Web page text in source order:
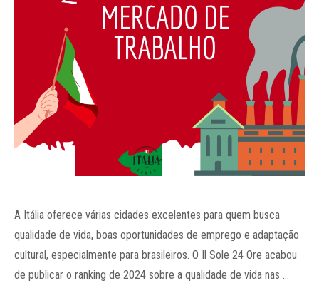
A Itália oferece várias cidades excelentes para quem busca
qualidade de vida, boas oportunidades de emprego e adaptação
cultural, especialmente para brasileiros. O Il Sole 24 Ore acabou
de publicar o ranking de 2024 sobre a qualidade de vida nas …